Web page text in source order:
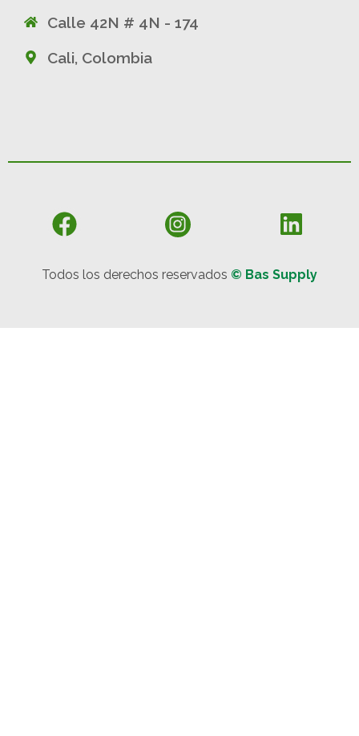
Calle 42N # 4N - 174
Cali, Colombia
Todos los derechos reservados © Bas Supply